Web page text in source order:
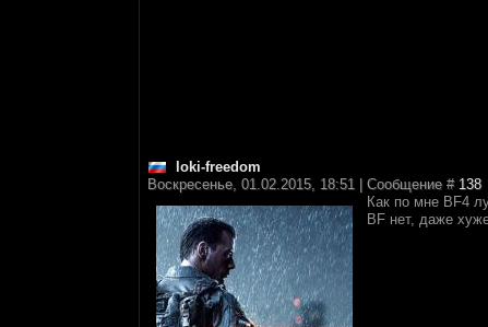
loki-freedom
Воскресенье, 01.02.2015, 18:51 | Сообщение # 138
Как по мне BF4
BF нет, даже